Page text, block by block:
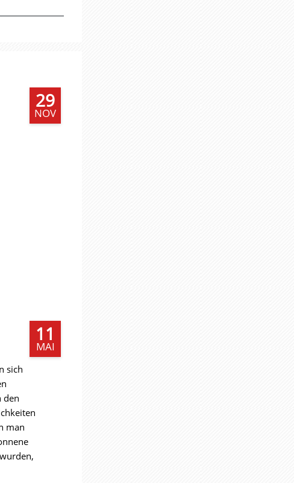
29
NOV
11
MAI
sich
den
man